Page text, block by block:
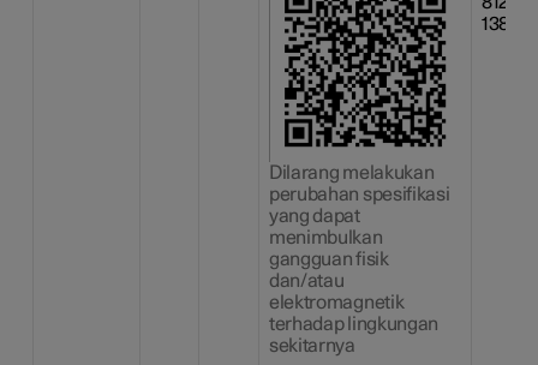
Dilarang melakukan
perubahan spesifikasi
yang dapat
menimbulkan
gangguan fisik
dan/atau
elektromagnetik
terhadap lingkungan
sekitarnya
13809